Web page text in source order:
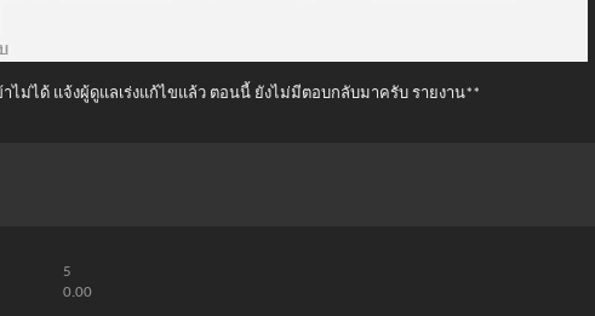
าไม่ได้ แจ้งผู้ดูแลเร่งแก้ไขแล้ว ตอนนี้ ยังไม่มีตอบกลับมาครับ รายงาน**
5
0.00